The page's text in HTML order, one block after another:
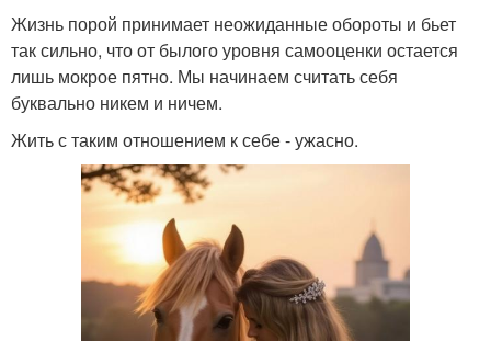
Жизнь порой принимает неожиданные обороты и бьет
так сильно, что от былого уровня самооценки остается
лишь мокрое пятно. Мы начинаем считать себя
буквально никем и ничем.
Жить с таким отношением к себе - ужасно.